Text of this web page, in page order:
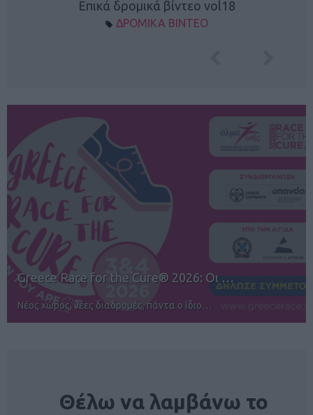
Επικά δρομικά βίντεο vol18
ΔΡΟΜΙΚΑ ΒΙΝΤΕΟ
12ος TUI Rhodes Marathon:
Αγώνες για όλους στην Ρόδο
Θέλω να λαμβάνω το